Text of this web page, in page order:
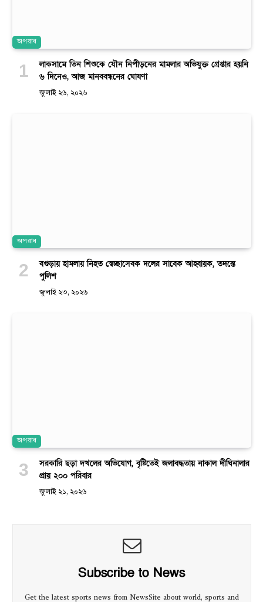
অপরাধ
লাকসামে তিন শিশুকে যৌন নিপীড়নের মামলার অভিযুক্ত গ্রেপ্তার হয়নি
৬ দিনেও, আজ মানববন্ধনের ঘোষণা
জুলাই ২৬, ২০২৬
অপরাধ
বগুড়ায় হামলায় নিহত স্বেচ্ছাসেবক দলের সাবেক আহ্বায়ক, তদন্তে
পুলিশ
জুলাই ২৩, ২০২৬
অপরাধ
সরকারি ছড়া দখলের অভিযোগ, বৃষ্টিতেই জলাবদ্ধতায় নাকাল দীঘিনালার
প্রায় ২০০ পরিবার
জুলাই ২১, ২০২৬
Subscribe to News
Get the latest sports news from NewsSite about world, sports and